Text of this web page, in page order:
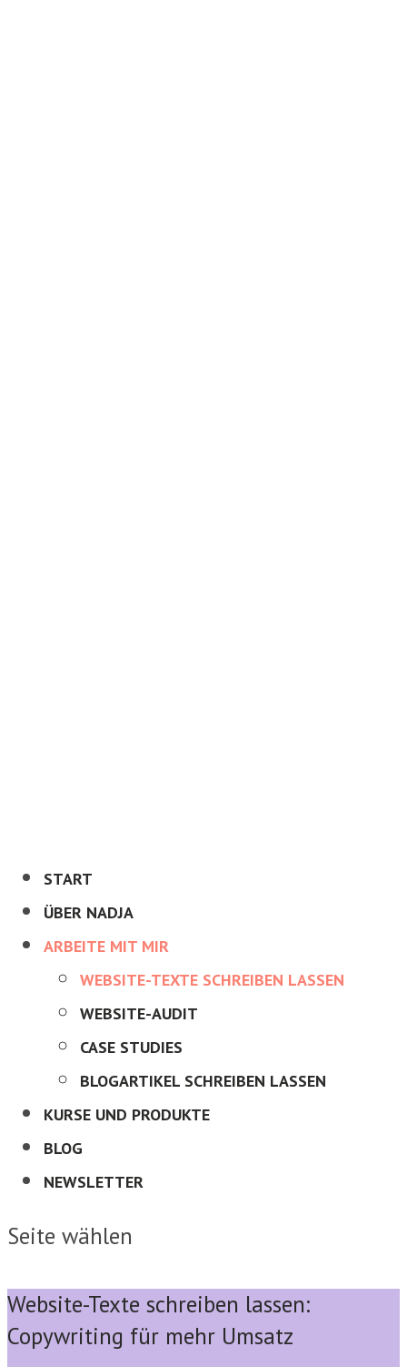
START
ÜBER NADJA
ARBEITE MIT MIR
WEBSITE-TEXTE SCHREIBEN LASSEN
WEBSITE-AUDIT
CASE STUDIES
BLOGARTIKEL SCHREIBEN LASSEN
KURSE UND PRODUKTE
BLOG
NEWSLETTER
Seite wählen
Website-Texte schreiben lassen:
Copywriting für mehr Umsatz